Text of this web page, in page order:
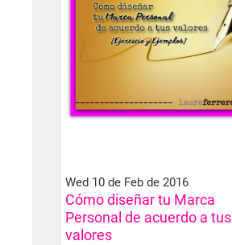
Wed 10 de Feb de 2016
Cómo diseñar tu Marca
Personal de acuerdo a tus
valores